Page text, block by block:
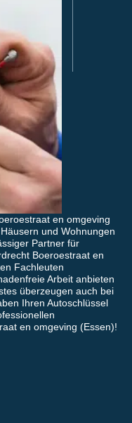
en omgeving
und Wohnungen
Partner für
Boeroestraat en
Fachleuten
Arbeit anbieten
überzeugen auch bei
Ihren Autoschlüssel
en omgeving (Essen)!